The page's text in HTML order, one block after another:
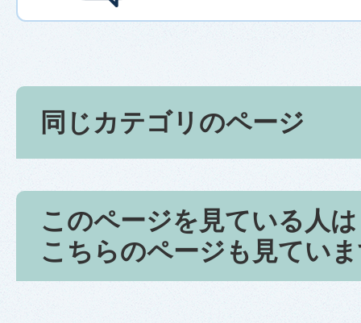
同じカテゴリのページ
このページを見ている人は
こちらのページも見てい